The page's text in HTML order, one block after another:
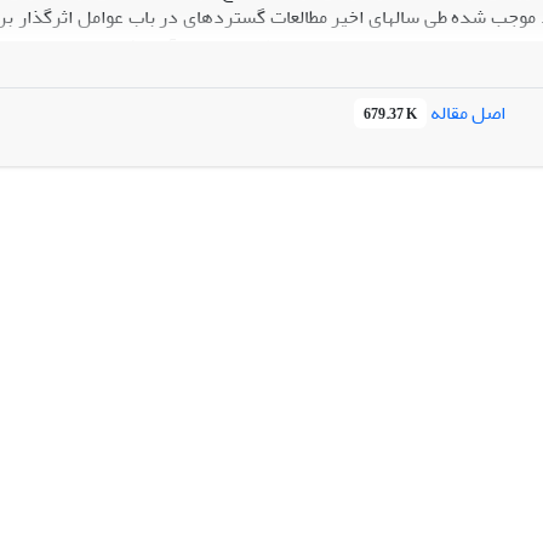
موجب شده طی سالهای اخیر مطالعات گسترده­ای در باب عوامل
مالی در ایران است. برای این منظور پس از برآورد فازی سرمایه
اصل مقاله 679.37 K